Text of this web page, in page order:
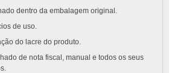
dentro da embalagem original.
de uso.
do lacre do produto.
de nota fiscal, manual e todos os seus